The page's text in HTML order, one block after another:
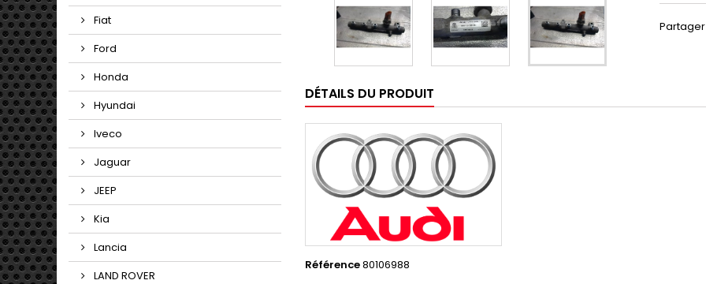
Fiat
Ford
Honda
Hyundai
Iveco
Jaguar
JEEP
Kia
Lancia
LAND ROVER
Partager
DÉTAILS DU PRODUIT
Référence80106988